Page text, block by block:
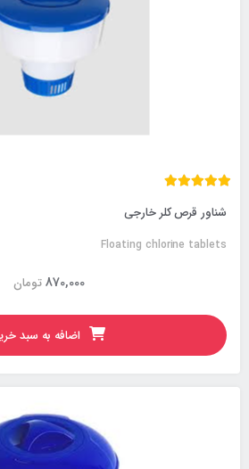
شناور قرص کلر خارجی
Floating chlorine tablets
تومان870,000
اضافه به سبد خرید